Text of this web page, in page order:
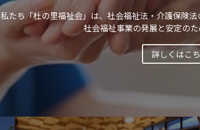
私たち「杜の里福祉会」は、社会福祉法・介護保険
社会福祉事業の発展と安定のた
詳しくはこ